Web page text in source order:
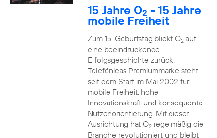
15 Jahre O2 - 15 Jahre
mobile Freiheit
Zum 15. Geburtstag blickt O2auf
eine beeindruckende
Erfolgsgeschichte zurück.
Telefónicas Premiummarke steht
seit dem Start im Mai 2002 für
mobile Freiheit, hohe
Innovationskraft und konsequente
Nutzenorientierung. Mit dieser
Ausrichtung hat O2regelmäßig die
Branche revolutioniert und bleibt